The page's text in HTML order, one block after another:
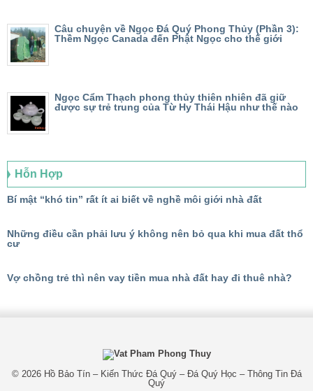
Câu chuyện về Ngọc Đá Quý Phong Thủy (Phần 3):
Thềm Ngọc Canada đến Phật Ngọc cho thế giới
Ngọc Cẩm Thạch phong thủy thiên nhiên đã giữ
được sự trẻ trung của Từ Hy Thái Hậu như thế nào
Hỗn Hợp
Bí mật “khó tin” rất ít ai biết về nghề môi giới nhà đất
Những điều cần phải lưu ý không nên bỏ qua khi mua đất thổ
cư
Vợ chồng trẻ thì nên vay tiền mua nhà đất hay đi thuê nhà?
© 2026 Hồ Bảo Tín – Kiến Thức Đá Quý – Đá Quý Học – Thông Tin Đá
Quý